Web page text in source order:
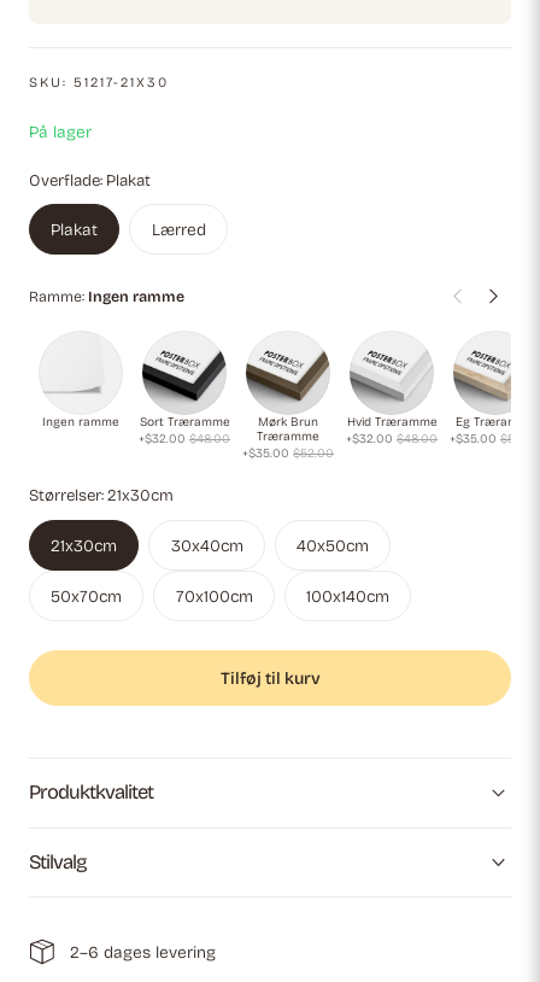
SKU: 51217-21X30
På lager
Overflade: Plakat
Plakat Lærred
Ramme: Ingen ramme
Ingen ramme
Sort Træramme
+$32.00 $48.00
Mørk Brun
Træramme
+$35.00 $52.00
Hvid Træramme
+$32.00 $48.00
Eg Træramme
+$35.00 $52.00
Størrelser:21x30cm
21x30cm 30x40cm 40x50cm
50x70cm 70x100cm 100x140cm
Tilføj til kurv
Produktkvalitet
Stilvalg
2–6 dages levering